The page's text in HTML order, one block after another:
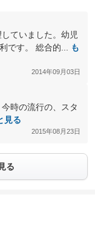
ていました。幼児
です。 総合的...
も
2014年09月03日
時の流行の、スタ
見る
2015年08月23日
る